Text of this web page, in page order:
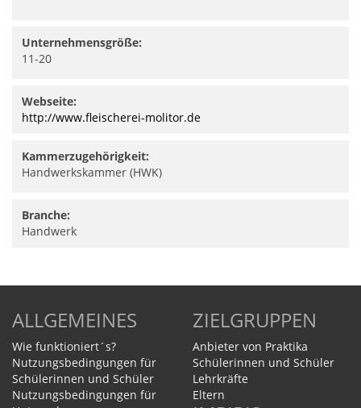
Unternehmensgröße:
11-20
Webseite:
http://www.fleischerei-molitor.de
Kammerzugehörigkeit:
Handwerkskammer (HWK)
Branche:
Handwerk
ALLGEMEINES
Wie funktioniert´s?
Nutzungsbedingungen für
Schülerinnen und Schüler
Nutzungsbedingungen für
ZIELGRUPPEN
Anbieter von Praktika
Schülerinnen und Schüler
Lehrkräfte
Eltern